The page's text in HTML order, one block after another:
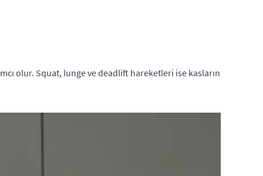
olur. Squat, lunge ve deadlift hareketleri ise kasların